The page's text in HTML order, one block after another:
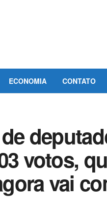
ECONOMIA CONTATO
votos,
vai